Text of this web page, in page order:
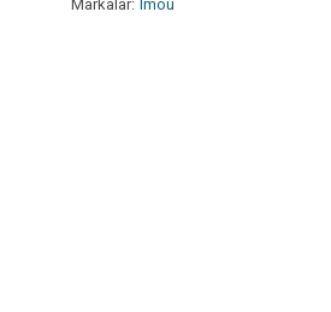
Markalar: Imou